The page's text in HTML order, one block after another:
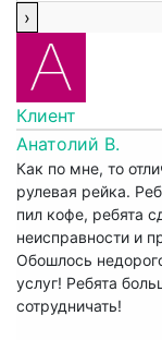
Клиент
Анатолий В.
Как по мне, то
рулевая рейка.
пил кофе, ребята
неисправности и
Обошлось
услуг! Ребята
сотрудничать!